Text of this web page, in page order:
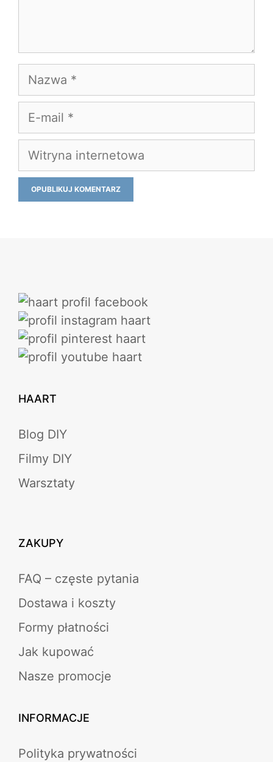
Nazwa
E-
Witryna
internetowa
HAART
Blog DIY
Filmy DIY
Warsztaty
ZAKUPY
FAQ – częste pytania
Dostawa i koszty
Formy płatności
Jak kupować
Nasze promocje
INFORMACJE
Polityka prywatności